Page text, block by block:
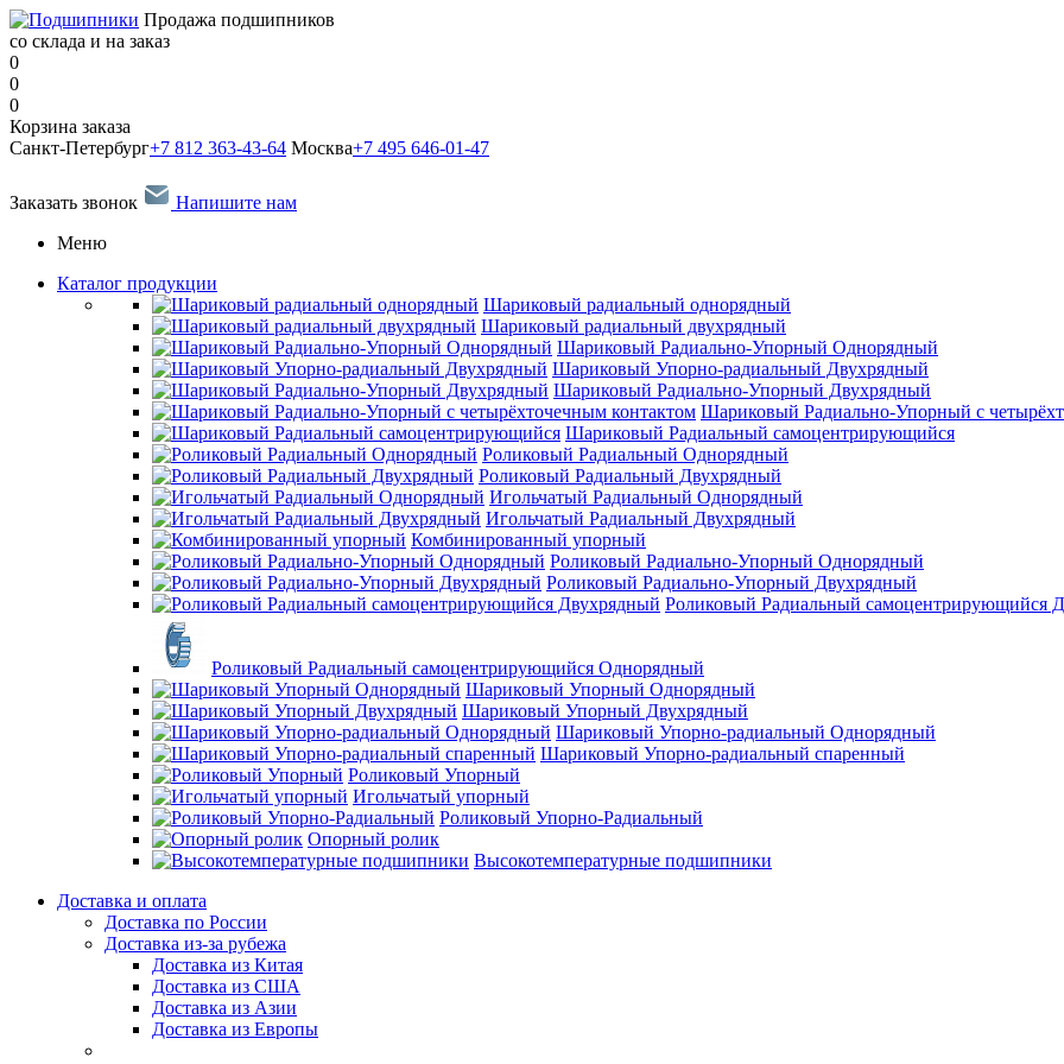
Продажа подшипников
со склада и на заказ
0
0
0
Корзина заказа
Санкт-Петербург+7 812 363-43-64 Москва+7 495 646-01-47
Заказать звонок
Напишите нам
Меню
Каталог продукции
Шариковый радиальный однорядный
Шариковый радиальный двухрядный
Шариковый Радиально-Упорный Однорядный
Шариковый Упорно-радиальный Двухрядный
Шариковый Радиально-Упорный Двухрядный
Шариковый Радиально-Упорный с
Шариковый Радиальный самоцентрирующийся
Роликовый Радиальный Однорядный
Роликовый Радиальный Двухрядный
Игольчатый Радиальный Однорядный
Игольчатый Радиальный Двухрядный
Комбинированный упорный
Роликовый Радиально-Упорный Однорядный
Роликовый Радиально-Упорный Двухрядный
Роликовый Радиальный самоцентрирующийся
Роликовый Радиальный самоцентрирующийся Однорядный
Шариковый Упорный Однорядный
Шариковый Упорный Двухрядный
Шариковый Упорно-радиальный Однорядный
Шариковый Упорно-радиальный спаренный
Роликовый Упорный
Игольчатый упорный
Роликовый Упорно-Радиальный
Опорный ролик
Высокотемпературные подшипники
Доставка и оплата
Доставка по России
Доставка из-за рубежа
Доставка из Китая
Доставка из США
Доставка из Азии
Доставка из Европы